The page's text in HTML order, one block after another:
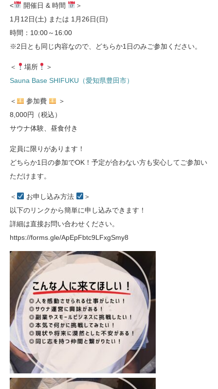
< 開催日 & 時間
＞
1月12日(土) または 1月26日(日)
時間：10:00～16:00
※2日とも同じ内容なので、どちらか1日のみご参加ください。
＜ 場所
＞
Sauna Base SHIFUKU（愛知県豊田市）
＜ 参加費
＞
8,000円（税込）
サウナ体験、昼食付き
定員に限りがあります！
どちらか1日の参加でOK！予定が合わない方も安心してご参加い
ただけます。
＜ お申し込み方法
＞
以下のリンクから簡単に申し込みできます！
詳細は直接お問い合わせください。
https://forms.gle/ApEpFbtc9LFxgSmy8